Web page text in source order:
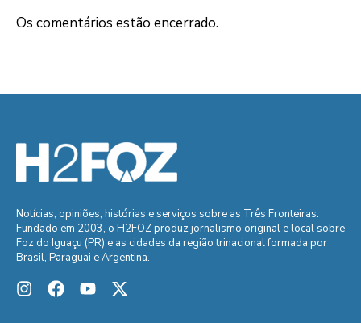
Os comentários estão encerrado.
Notícias, opiniões, histórias e serviços sobre as Três Fronteiras.
Fundado em 2003, o H2FOZ produz jornalismo original e local sobre
Foz do Iguaçu (PR) e as cidades da região trinacional formada por
Brasil, Paraguai e Argentina.